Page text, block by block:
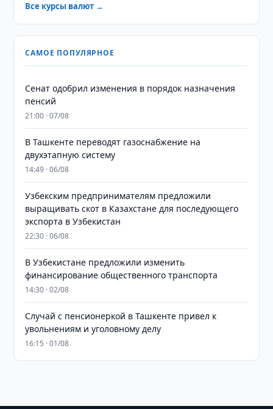
Все курсы валют →
САМОЕ ПОПУЛЯРНОЕ
Сенат одобрил изменения в порядок назначения
пенсий
21:00 · 07/08
В Ташкенте переводят газоснабжение на
двухэтапную систему
14:49 · 06/08
Узбекским предпринимателям предложили
выращивать скот в Казахстане для последующего
экспорта в Узбекистан
22:30 · 06/08
В Узбекистане предложили изменить
финансирование общественного транспорта
14:30 · 02/08
Случай с пенсионеркой в Ташкенте привел к
увольнениям и уголовному делу
16:15 · 01/08